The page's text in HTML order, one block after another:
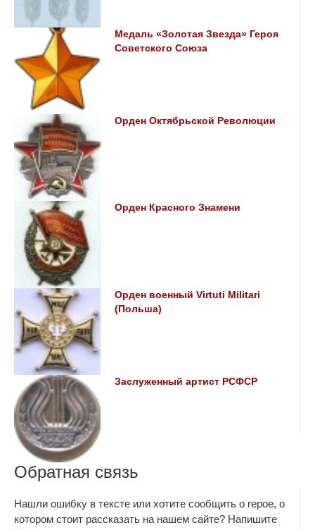
Медаль «Золотая Звезда» Героя
Советского Союза
Орден Октябрьской Революции
Орден Красного Знамени
Орден военный Virtuti Militari
(Польша)
Заслуженный артист РСФСР
Обратная связь
Нашли ошибку в тексте или хотите сообщить о герое, о
котором стоит рассказать на нашем сайте? Напишите